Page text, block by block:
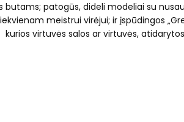
patogūs, dideli modeliai su
meistrui virėjui; ir įspūdingos
kurios virtuvės salos ar virtuvės,